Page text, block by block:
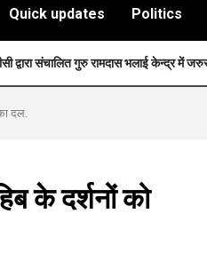
Quick updates Politics
भलाई केन्द्र में जरुरतमंदों को नि: शुल्क
दल.
के दर्शनों को